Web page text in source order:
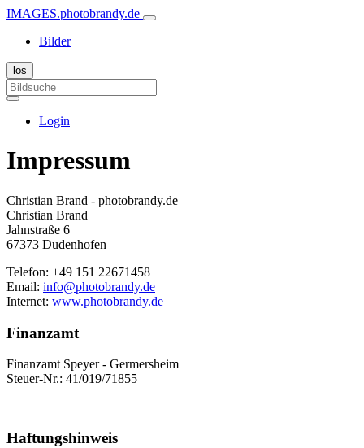
IMAGES.photobrandy.de
Bilder
Login
Impressum
Christian Brand - photobrandy.de
Christian Brand
Jahnstraße 6
67373 Dudenhofen
Telefon: +49 151 22671458
Email: info@photobrandy.de
Internet: www.photobrandy.de
Finanzamt
Finanzamt Speyer - Germersheim
Steuer-Nr.: 41/019/71855
Haftungshinweis